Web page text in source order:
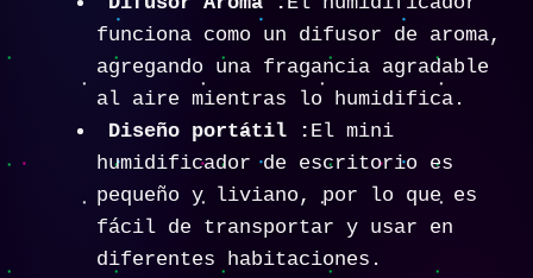
funciona como un difusor de aroma,
agregando una fragancia agradable
al aire mientras lo humidifica.
Diseño portátil : El mini
humidificador de escritorio es
pequeño y liviano, por lo que es
fácil de transportar y usar en
diferentes habitaciones.